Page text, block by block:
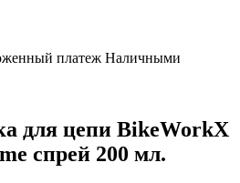
платеж Наличными
для цепи BikeWorkX
спрей 200 мл.